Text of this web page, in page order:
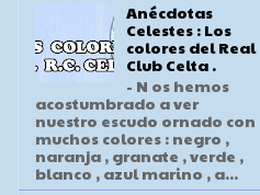
Anécdotas
Celestes : Los
colores del Real
Club Celta .
- N os hemos
acostumbrado a ver
nuestro escudo ornado con
muchos colores : negro ,
naranja , granate , verde ,
blanco , azul marino , a...